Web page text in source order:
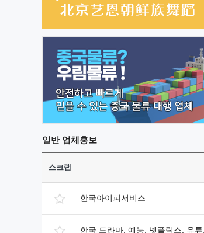
일반업체홍보
스크랩
한국아이피서비스
한국 드라마. 예능, 넷플릭스, 유